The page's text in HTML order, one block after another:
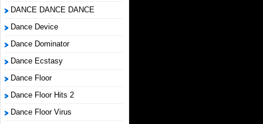
DANCE DANCE DANCE
Dance Device
Dance Dominator
Dance Ecstasy
Dance Floor
Dance Floor Hits 2
Dance Floor Virus